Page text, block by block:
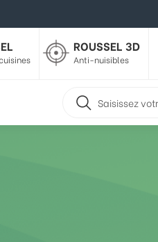
ROUSSEL 3D
Anti-nuisibles